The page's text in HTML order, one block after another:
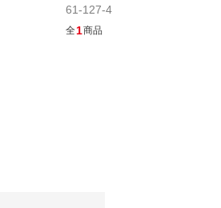
61-127-4
全1商品